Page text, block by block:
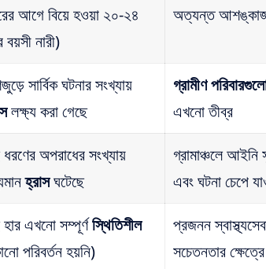
আগে বিয়ে হওয়া ২০-২৪
বয়সী নারী)
অত্যন্ত
সার্বিক ঘটনার সংখ্যায়
লক্ষ্য করা গেছে
গ্রামীণ
এখনো তীব্র
অপরাধের সংখ্যায়
হ্রাসঘটেছে
গ্রামাঞ্চলে আইনি
এবং ঘটনা চেপে
এখনো সম্পূর্ণস্থিতিশীল
পরিবর্তন হয়নি)
প্রজনন
সচেতনতার